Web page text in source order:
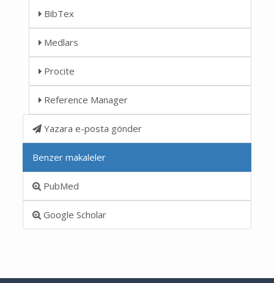
BibTex
Medlars
Procite
Reference Manager
Yazara e-posta gönder
Benzer makaleler
PubMed
Google Scholar